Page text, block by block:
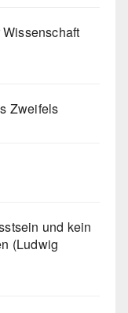
Zweifels
und kein
(Ludwig